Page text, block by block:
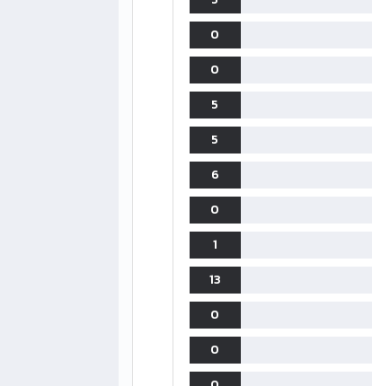
0
0
5
5
6
0
1
13
0
0
LIGUE1
Squadra